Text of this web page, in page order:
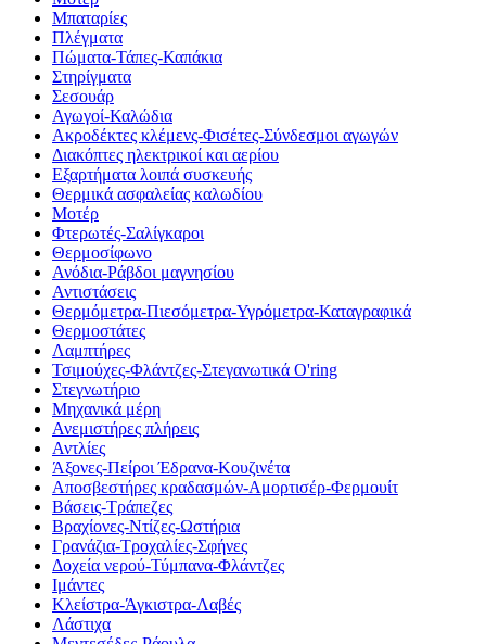
Μπαταρίες
Πλέγματα
Πώματα-Τάπες-Καπάκια
Στηρίγματα
Σεσουάρ
Αγωγοί-Καλώδια
Ακροδέκτες κλέμενς-Φισέτες-Σύνδεσμοι αγωγών
Διακόπτες ηλεκτρικοί και αερίου
Εξαρτήματα λοιπά συσκευής
Θερμικά ασφαλείας καλωδίου
Μοτέρ
Φτερωτές-Σαλίγκαροι
Θερμοσίφωνο
Ανόδια-Ράβδοι μαγνησίου
Αντιστάσεις
Θερμόμετρα-Πιεσόμετρα-Υγρόμετρα-Καταγραφικά
Θερμοστάτες
Λαμπτήρες
Τσιμούχες-Φλάντζες-Στεγανωτικά O'ring
Στεγνωτήριο
Μηχανικά μέρη
Ανεμιστήρες πλήρεις
Αντλίες
Άξονες-Πείροι Έδρανα-Κουζινέτα
Αποσβεστήρες κραδασμών-Αμορτισέρ-Φερμουίτ
Βάσεις-Τράπεζες
Βραχίονες-Ντίζες-Ωστήρια
Γρανάζια-Τροχαλίες-Σφήνες
Δοχεία νερού-Τύμπανα-Φλάντζες
Ιμάντες
Κλείστρα-Άγκιστρα-Λαβές
Λάστιχα